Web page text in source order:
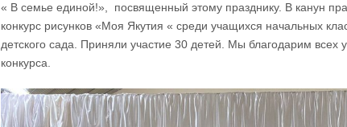
« В семье единой!», посвященный этому празднику. В канун
конкурс рисунков «Моя Якутия « среди учащихся начальных
детского сада. Приняли участие 30 детей. Мы благодарим всех
конкурса.